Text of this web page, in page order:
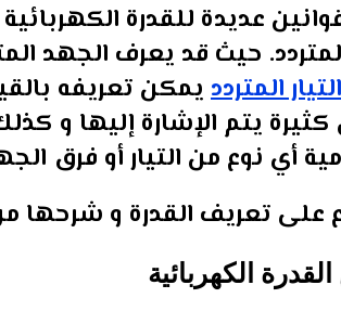
عديدة للقدرة
المتردد. حيث قد يعرف الجهد
التيار المتردديمكن تعريفه
كثيرة يتم الإشارة إليها و
أي نوع من التيار أو فرق
على تعريف القدرة و شرحها
الكهربائية